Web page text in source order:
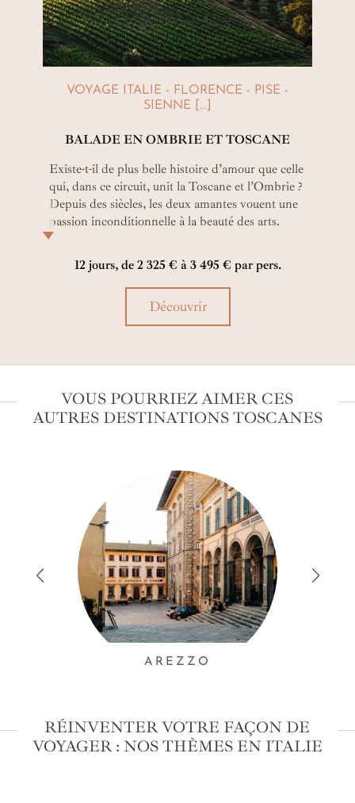
VOYAGE ITALIE - FLORENCE - PISE -
SIENNE [...]
BALADE EN OMBRIE ET TOSCANE
Existe-t-il de plus belle histoire d’amour que celle
qui, dans ce circuit, unit la Toscane et l’Ombrie ?
Depuis des siècles, les deux amantes vouent une
passion inconditionnelle à la beauté des arts.
Leurs vallées viticoles, leurs palais, leurs petits
villages et leurs cathédrales font s’enticher tous
les cœurs.
12 jours, de 2 325 € à 3 495 € par pers.
Découvrir
VOUS POURRIEZ AIMER CES
AUTRES DESTINATIONS TOSCANES
AREZZO
RÉINVENTER VOTRE FAÇON DE
VOYAGER : NOS THÈMES EN ITALIE